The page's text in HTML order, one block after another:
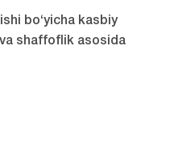
bo‘yicha kasbiy
shaffoflik asosida